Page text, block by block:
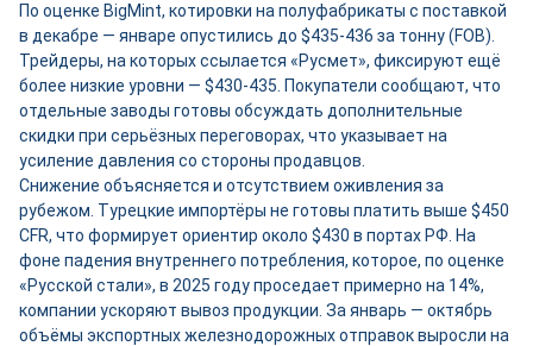
По оценке BigMint, котировки на полуфабрикаты с поставкой
в декабре — январе опустились до $435-436 за тонну (FOB).
Трейдеры, на которых ссылается «Русмет», фиксируют ещё
более низкие уровни — $430-435. Покупатели сообщают, что
отдельные заводы готовы обсуждать дополнительные
скидки при серьёзных переговорах, что указывает на
усиление давления со стороны продавцов.
Снижение объясняется и отсутствием оживления за
рубежом. Турецкие импортёры не готовы платить выше $450
CFR, что формирует ориентир около $430 в портах РФ. На
фоне падения внутреннего потребления, которое, по оценке
«Русской стали», в 2025 году проседает примерно на 14%,
компании ускоряют вывоз продукции. За январь — октябрь
объёмы экспортных железнодорожных отправок выросли на